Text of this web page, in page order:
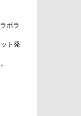
ボラ
ト発